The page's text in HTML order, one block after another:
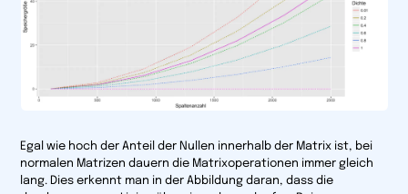
Egal wie hoch der Anteil der Nullen innerhalb der Matrix ist, bei
normalen Matrizen dauern die Matrixoperationen immer gleich
lang. Dies erkennt man in der Abbildung daran, dass die